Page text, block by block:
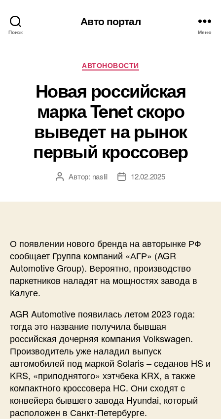
Поиск
Авто портал
Меню
Рубрики
АВТОНОВОСТИ
Новая российская
марка Tenet скоро
выведет на рынок
первый кроссовер
АвторАвтор: naslil
Дата12.02.2025
О появлении нового бренда на авторынке РФ
сообщает Группа компаний «АГР» (AGR
Automotive Group). Вероятно, производство
паркетников наладят на мощностях завода в
Калуге.
AGR Automotive появилась летом 2023 года:
тогда это название получила бывшая
российская дочерняя компания Volkswagen.
Производитель уже наладил выпуск
автомобилей под маркой Solaris – седанов HS и
KRS, «приподнятого» хэтчбека KRX, а также
компактного кроссовера HC. Они сходят c
конвейера бывшего завода Hyundai, который
расположен в Санкт-Петербурге.